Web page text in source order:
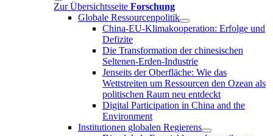
Zur Übersichtsseite Forschung
Globale Ressourcenpolitik
China-EU-Klimakooperation: Erfolge und
Defizite
Die Transformation der chinesischen
Seltenen-Erden-Industrie
Jenseits der Oberfläche: Wie das
Wettstreiten um Ressourcen den Ozean als
politischen Raum neu entdeckt
Digital Participation in China and the
Environment
Institutionen globalen Regierens